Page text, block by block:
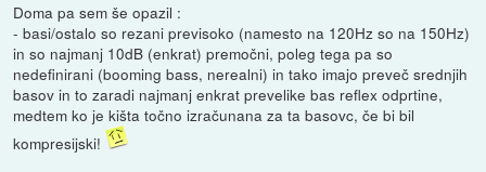
Doma pa sem še opazil :
- basi/ostalo so rezani previsoko (namesto na 120Hz so na 150Hz)
in so najmanj 10dB (enkrat) premočni, poleg tega pa so
nedefinirani (booming bass, nerealni) in tako imajo preveč srednjih
basov in to zaradi najmanj enkrat prevelike bas reflex odprtine,
medtem ko je kišta točno izračunana za ta basovc, če bi bil
kompresijski!